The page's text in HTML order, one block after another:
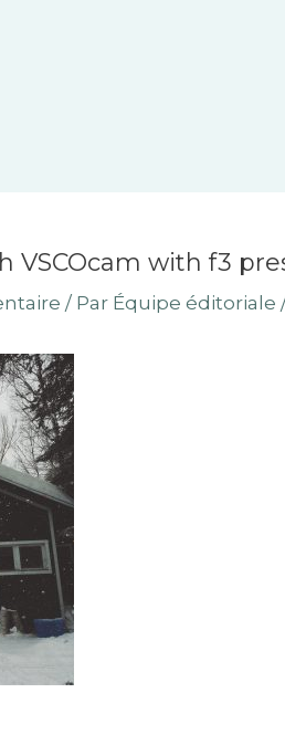
VSCOcam with f3
/ Par Équipe éditoriale